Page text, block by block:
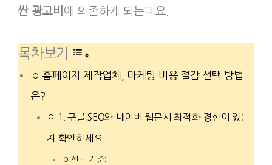
싼 광고비 에 의존하게 되는데요.
목차보기
홈페이지 제작업체, 마케팅 비용 절감 선택 방법
은?
1. 구글 SEO와 네이버 웹문서 최적화 경험이 있는
지 확인하세요
선택 기준: